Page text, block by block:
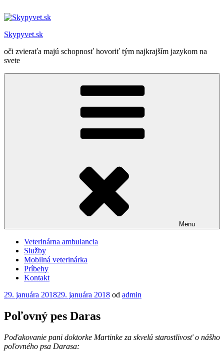
na
Skypyvet.sk
oči zvieraťa majú schopnosť hovoriť tým najkrajším jazykom na
svete
Menu
Veterinárna ambulancia
Služby
Mobilná veterinárka
Príbehy
Kontakt
Publikované
29. januára 201829. januára 2018 od admin
Poľovný pes Daras
Poďakovanie pani doktorke Martinke za skvelú starostlivosť o nášho
poľovného psa Darasa: